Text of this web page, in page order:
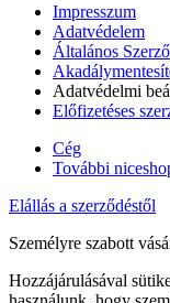
Impresszum
Adatvédelem
Általános
Adatvédelmi
Előfizetéses
Cég
További
Elállás a szerződéstől
Személyre szabott
Hozzájárulásával